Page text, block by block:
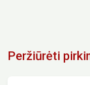
Peržiūrėti